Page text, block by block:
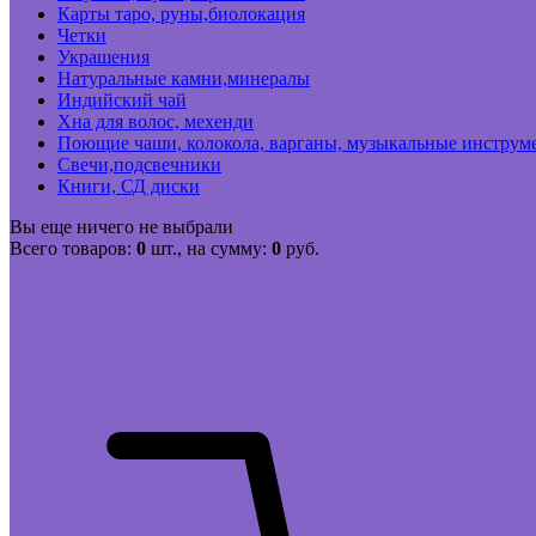
Карты таро, руны,биолокация
Четки
Украшения
Натуральные камни,минералы
Индийский чай
Хна для волос, мехенди
Поющие чаши, колокола, варганы, музыкальные
Свечи,подсвечники
Книги, СД диски
Вы еще ничего не выбрали
Всего товаров: 0 шт., на сумму: 0 руб.